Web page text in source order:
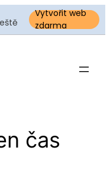
Vytvořit web
zdarma
čas